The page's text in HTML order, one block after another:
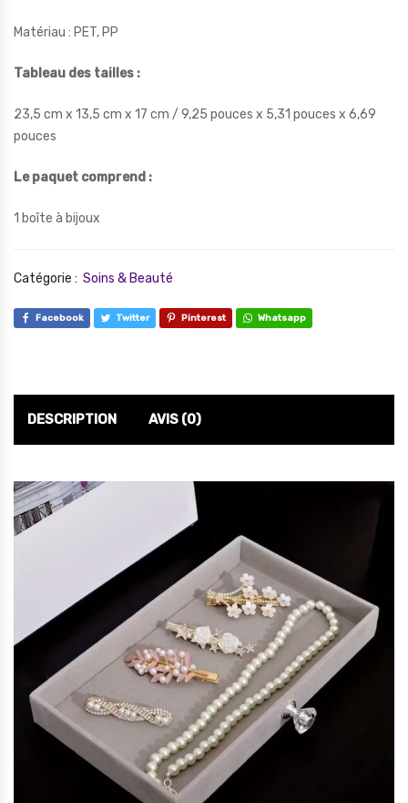
Matériau : PET, PP
Tableau des tailles :
23,5 cm x 13,5 cm x 17 cm / 9,25 pouces x 5,31 pouces x 6,69
pouces
Le paquet comprend :
1 boîte à bijoux
Catégorie : Soins & Beauté
Facebook Twitter Pinterest Whatsapp
DESCRIPTION AVIS (0)